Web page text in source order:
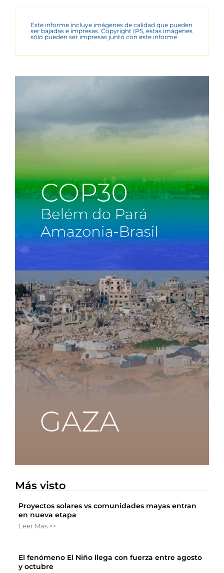
Este informe incluye imágenes de calidad que pueden
ser bajadas e impresas. Copyright IPS, estas imágenes
sólo pueden ser impresas junto con este informe
Más visto
Proyectos solares vs comunidades mayas entran
en nueva etapa
Leer Más >>
El fenómeno El Niño llega con fuerza entre agosto
y octubre